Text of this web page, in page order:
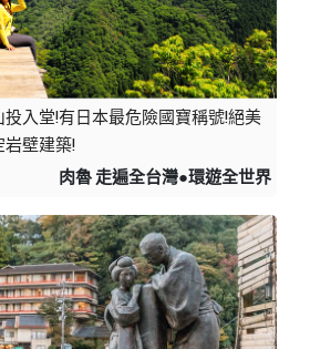
投入堂!有日本最危險國寶稱號!絕美
岩壁建築!
肉魯 走遍全台灣●環遊全世界